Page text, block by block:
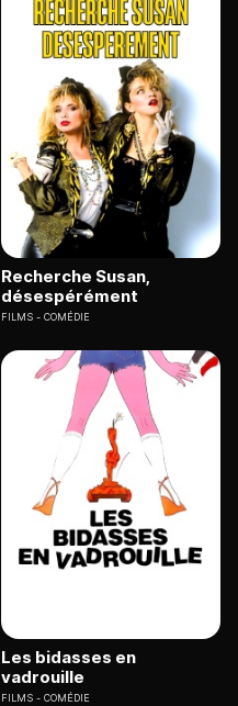
Recherche Susan,
désespérément
FILMS COMÉDIE
Les bidasses en
vadrouille
FILMS COMÉDIE